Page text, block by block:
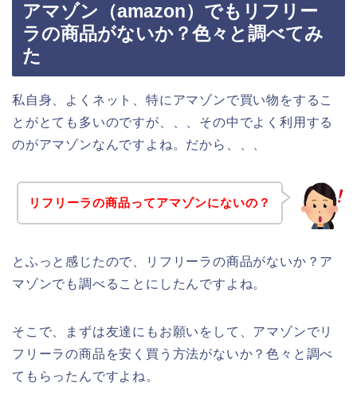
アマゾン（amazon）でもリフリー
ラの商品がないか？色々と調べてみ
た
私自身、よくネット、特にアマゾンで買い物をするこ
とがとても多いのですが、、、その中でよく利用する
のがアマゾンなんですよね。だから、、、
リフリーラの商品ってアマゾンにないの？
とふっと感じたので、リフリーラの商品がないか？ア
マゾンでも調べることにしたんですよね。
そこで、まずは友達にもお願いをして、アマゾンでリ
フリーラの商品を安く買う方法がないか？色々と調べ
てもらったんですよね。